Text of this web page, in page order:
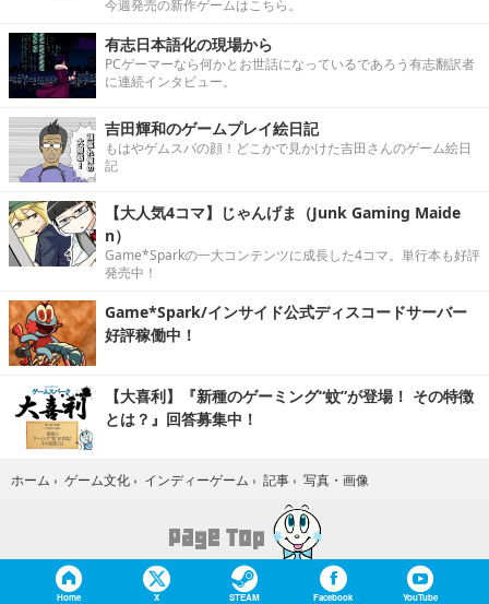
今週発売の新作ゲームはこちら。
有志日本語化の現場から
PCゲーマーなら何かとお世話になっているであろう有志翻訳者
に連続インタビュー。
吉田輝和のゲームプレイ絵日記
もはやゲムスパの顔！どこかで見かけた吉田さんのゲーム絵日
記
【大人気4コマ】じゃんげま（Junk Gaming Maide
n）
Game*Sparkの一大コンテンツに成長した4コマ。単行本も好評
発売中！
Game*Spark/インサイド公式ディスコードサーバー
好評稼働中！
【大喜利】『新種のゲーミング“蚊”が登場！ その特徴
とは？』回答募集中！
ホーム › ゲーム文化 › インディーゲーム › 記事 › 写真・画像
Home X STEAM Facebook YouTube